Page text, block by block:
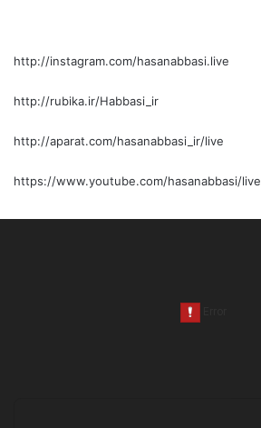
http://instagram.com/hasanabbasi.live
http://rubika.ir/Habbasi_ir
http://aparat.com/hasanabbasi_ir/live
https://www.youtube.com/hasanabbasi/live